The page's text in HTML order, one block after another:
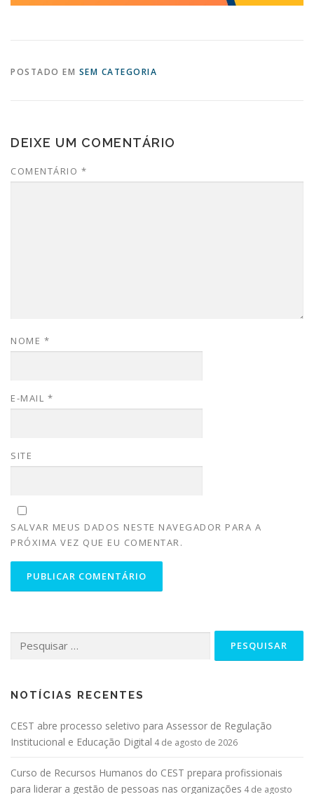
POSTADO EM SEM CATEGORIA
DEIXE UM COMENTÁRIO
COMENTÁRIO *
NOME *
E-MAIL *
SITE
SALVAR MEUS DADOS NESTE NAVEGADOR PARA A
PRÓXIMA VEZ QUE EU COMENTAR.
NOTÍCIAS RECENTES
CEST abre processo seletivo para Assessor de Regulação
Institucional e Educação Digital 4 de agosto de 2026
Curso de Recursos Humanos do CEST prepara profissionais
para liderar a gestão de pessoas nas organizações 4 de agosto